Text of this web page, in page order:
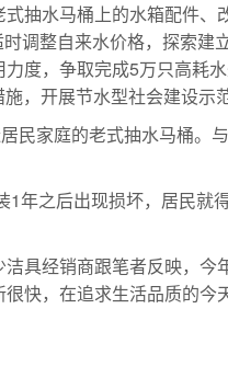
抽水马桶上的水箱配件
调整自来水价格，探索
度，争取完成5万只高耗
，开展节水型社会建设示
民家庭的老式抽水马桶。
年之后出现损坏，居民就
具经销商跟笔者反映，
快，在追求生活品质的今